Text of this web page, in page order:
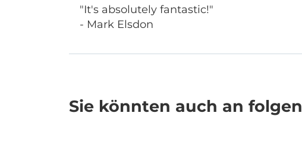
"It's absolutely fantastic!"
- Mark Elsdon
Sie könnten auch an